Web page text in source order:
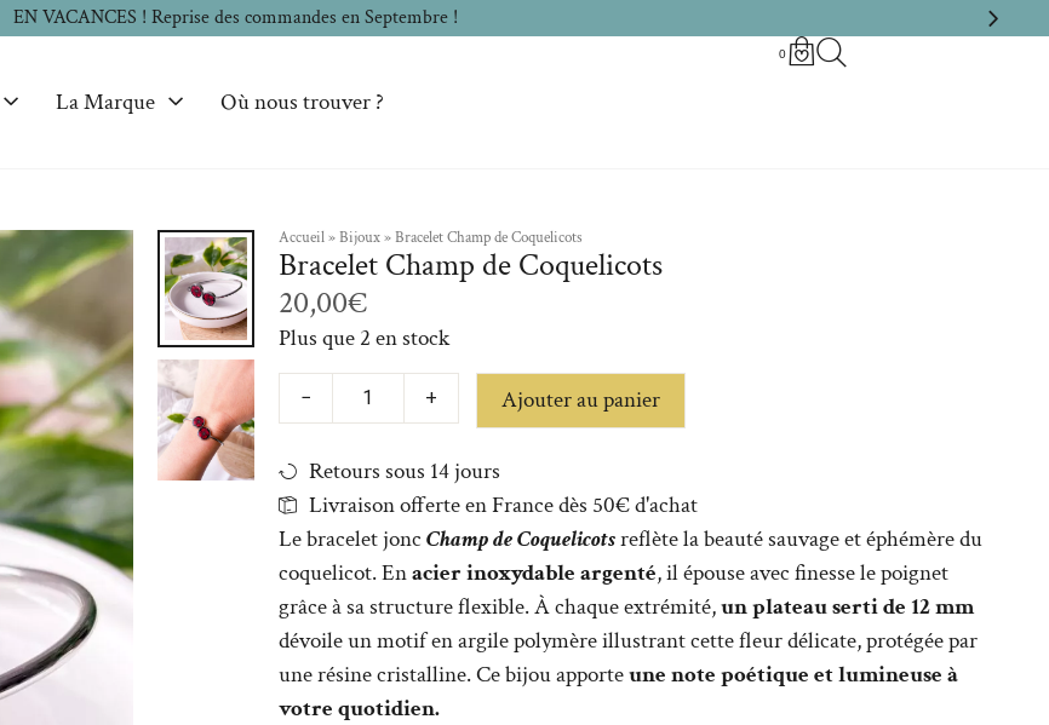
EN VACANCES ! Reprise des commandes en Septembre !
La Marque Où nous trouver ?
0
2/2
Accueil»Bijoux»Bracelet Champ de Coquelicots
Bracelet Champ de Coquelicots
20,00€
Plus que 2 en stock
− + Ajouter au panier
Retours sous 14 jours
Livraison offerte en France dès 50€ d'achat
Le bracelet jonc Champ de Coquelicotsreflète la beauté sauvage et éphémère du
coquelicot. Enacier inoxydable argenté, il épouse avec finesse le poignet
grâce à sa structure flexible. À chaque extrémité,un plateau serti de 12 mm
dévoile un motif en argile polymère illustrant cette fleur délicate, protégée par
une résine cristalline. Ce bijou apporteune note poétique et lumineuse à
votre quotidien.